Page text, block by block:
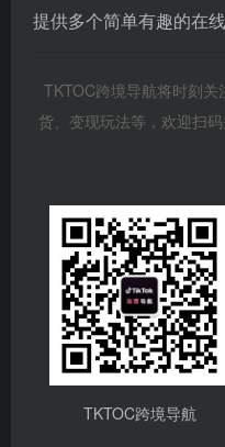
提供多个简单有趣的在
TKTOC跨境导航将时刻
货、变现玩法等，欢迎扫
TKTOC跨境导航